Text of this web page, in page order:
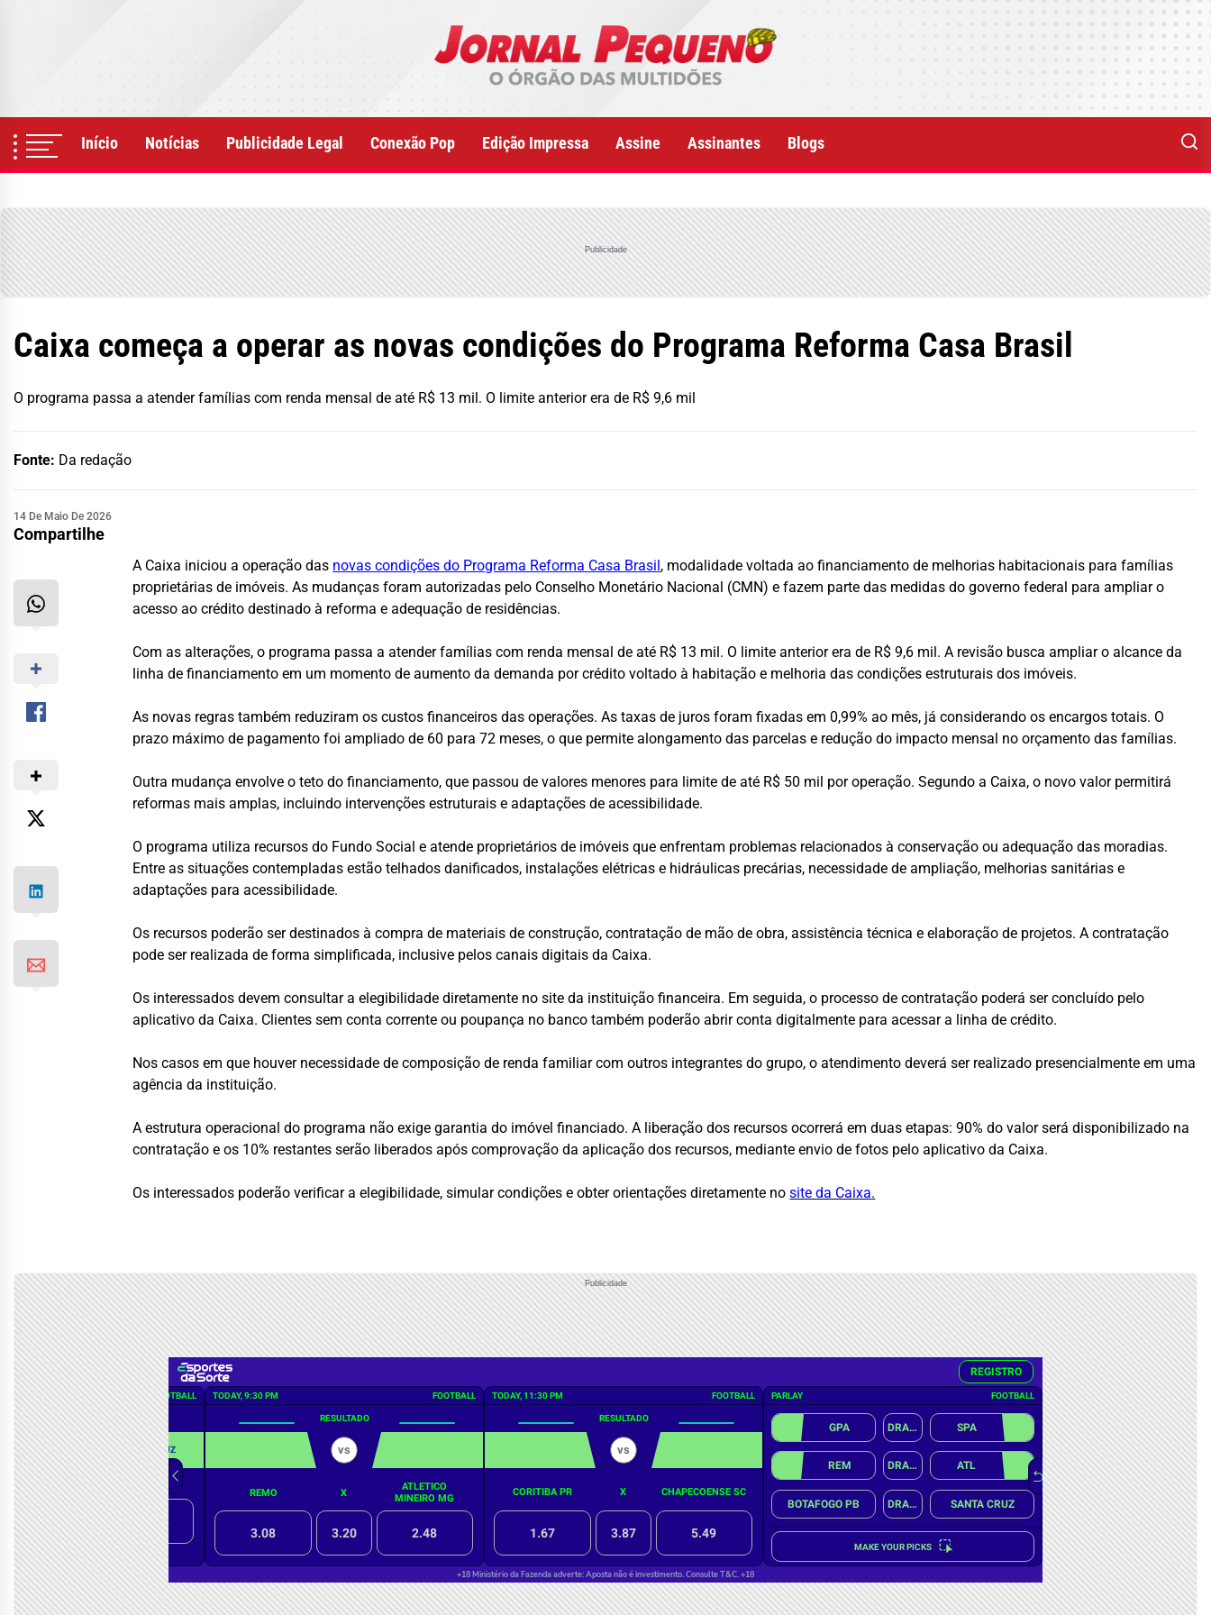
Início Notícias Publicidade Legal Conexão Pop Edição Impressa Assine Assinantes Blogs
Publicidade
Caixa começa a operar as novas condições do Programa Reforma Casa Brasil
O programa passa a atender famílias com renda mensal de até R$ 13 mil. O limite anterior era de R$ 9,6 mil
Fonte: Da redação
14 De Maio De 2026
Compartilhe
A Caixa iniciou a operação das novas condições do Programa Reforma Casa Brasil, modalidade voltada ao financiamento de melhorias habitacionais para famílias
proprietárias de imóveis. As mudanças foram autorizadas pelo Conselho Monetário Nacional (CMN) e fazem parte das medidas do governo federal para ampliar o
acesso ao crédito destinado à reforma e adequação de residências.
Com as alterações, o programa passa a atender famílias com renda mensal de até R$ 13 mil. O limite anterior era de R$ 9,6 mil. A revisão busca ampliar o alcance da
linha de financiamento em um momento de aumento da demanda por crédito voltado à habitação e melhoria das condições estruturais dos imóveis.
As novas regras também reduziram os custos financeiros das operações. As taxas de juros foram fixadas em 0,99% ao mês, já considerando os encargos totais. O
prazo máximo de pagamento foi ampliado de 60 para 72 meses, o que permite alongamento das parcelas e redução do impacto mensal no orçamento das famílias.
Outra mudança envolve o teto do financiamento, que passou de valores menores para limite de até R$ 50 mil por operação. Segundo a Caixa, o novo valor permitirá
reformas mais amplas, incluindo intervenções estruturais e adaptações de acessibilidade.
O programa utiliza recursos do Fundo Social e atende proprietários de imóveis que enfrentam problemas relacionados à conservação ou adequação das moradias.
Entre as situações contempladas estão telhados danificados, instalações elétricas e hidráulicas precárias, necessidade de ampliação, melhorias sanitárias e
adaptações para acessibilidade.
Os recursos poderão ser destinados à compra de materiais de construção, contratação de mão de obra, assistência técnica e elaboração de projetos. A contratação
pode ser realizada de forma simplificada, inclusive pelos canais digitais da Caixa.
Os interessados devem consultar a elegibilidade diretamente no site da instituição financeira. Em seguida, o processo de contratação poderá ser concluído pelo
aplicativo da Caixa. Clientes sem conta corrente ou poupança no banco também poderão abrir conta digitalmente para acessar a linha de crédito.
Nos casos em que houver necessidade de composição de renda familiar com outros integrantes do grupo, o atendimento deverá ser realizado presencialmente em uma
agência da instituição.
A estrutura operacional do programa não exige garantia do imóvel financiado. A liberação dos recursos ocorrerá em duas etapas: 90% do valor será disponibilizado na
contratação e os 10% restantes serão liberados após comprovação da aplicação dos recursos, mediante envio de fotos pelo aplicativo da Caixa.
Os interessados poderão verificar a elegibilidade, simular condições e obter orientações diretamente nosite da Caixa.
Publicidade